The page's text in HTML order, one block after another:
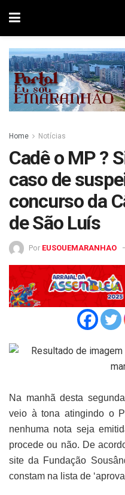
Home Notícias
Cadê o MP ?
caso de
concurso da
de São Luís
Por EUSOUEMARANHAO
Na manhã desta
veio à tona atingindo o
nenhuma nota seja
procede ou não. De
site da Fundação
constam na lista de